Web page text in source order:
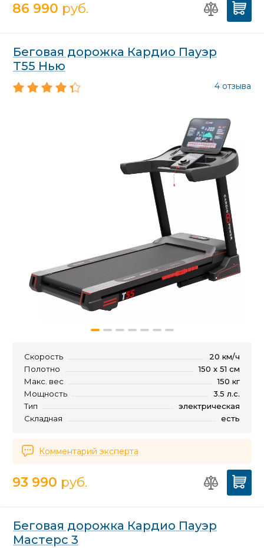
86 990 руб.
Беговая дорожка Кардио Пауэр
Т55 Нью
4 отзыва
Скорость
20 км/ч
Полотно
150 х 51 см
Макс. вес
150 кг
Мощность
3.5 л.с.
Тип
электрическая
Складная
есть
Комментарий эксперта
93 990 руб.
Беговая дорожка Кардио Пауэр
Мастерс 3